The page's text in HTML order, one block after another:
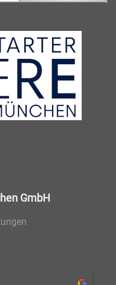
GmbH